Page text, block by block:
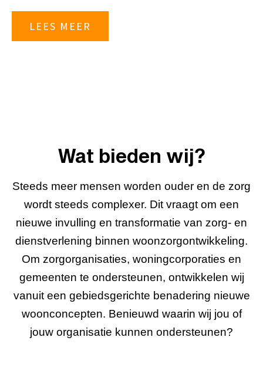
LEES MEER
Wat bieden wij?
Steeds meer mensen worden ouder en de zorg
wordt steeds complexer. Dit vraagt om een
nieuwe invulling en transformatie van zorg- en
dienstverlening binnen woonzorgontwikkeling.
Om zorgorganisaties, woningcorporaties en
gemeenten te ondersteunen, ontwikkelen wij
vanuit een gebiedsgerichte benadering nieuwe
woonconcepten. Benieuwd waarin wij jou of
jouw organisatie kunnen ondersteunen?